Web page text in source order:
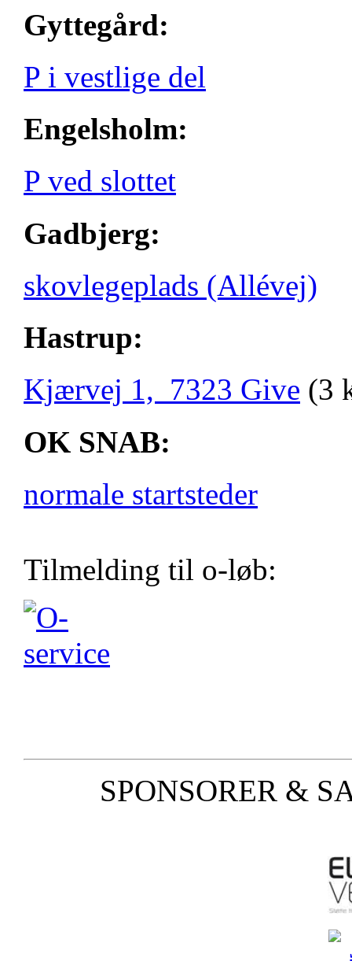
Gyttegård:
P i vestlige del
Engelsholm:
P ved slottet
Gadbjerg:
skovlegeplads (Allévej)
Hastrup:
Kjærvej 1, 7323 Give (3
OK SNAB:
normale startsteder
Tilmelding til o-løb:
SPONSORER &